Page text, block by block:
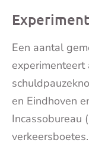
Experiment
Een aantal
en Eindhoven
Incassobureau